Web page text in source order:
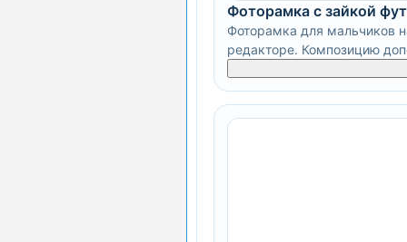
Фоторамка с зайкой
Фоторамка для мальчиков
редакторе. Композицию